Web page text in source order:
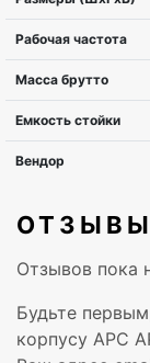
Диапазон
ОТЗЫВЫ
Отзывов пока
Будьте
корпусу APC